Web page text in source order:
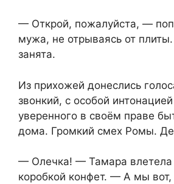
— Открой, пожалуйста, —
мужа, не отрываясь от
занята.
Из прихожей донеслись
звонкий, с особой
уверенного в своём праве
дома. Громкий смех Ромы.
— Олечка! — Тамара влетела
коробкой конфет. — А мы